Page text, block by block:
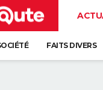
FAITS DIVERS